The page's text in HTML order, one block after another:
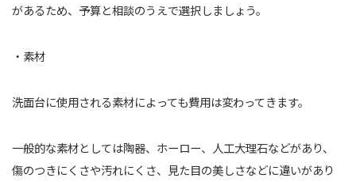
があるため、予算と相談のうえで選択しましょう。
・素材
洗面台に使用される素材によっても費用は変わってきます。
一般的な素材としては陶器、ホーロー、人工大理石などがあり、
傷のつきにくさや汚れにくさ、見た目の美しさなどに違いがあり